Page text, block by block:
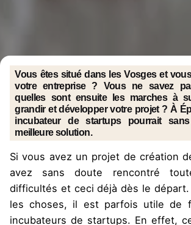
Vous êtes situé dans les Vosges et
votre entreprise ? Vous ne savez
quelles sont ensuite les marches à
grandir et développer votre projet ? À
incubateur de startups pourrait
meilleure solution.
Si vous avez un projet de création
avez sans doute rencontré
difficultés et ceci déjà dès le départ.
les choses, il est parfois utile de
incubateurs de startups. En effet,